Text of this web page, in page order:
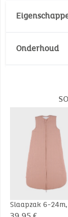
Tog: TOG
Onderhoud
Geen
Geen
Slaapzak 6-
Mousseline